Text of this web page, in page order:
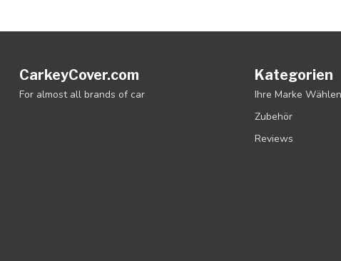
CarkeyCover.com
For almost all brands of car
Kategorien
Ihre Marke Wählen
Zubehör
Reviews